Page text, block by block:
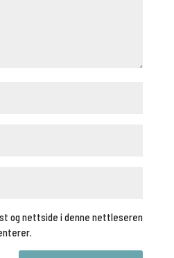
og nettside i denne nettleseren